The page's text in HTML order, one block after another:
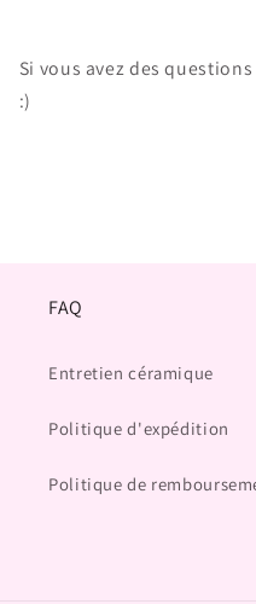
Si vous avez des
:)
FAQ
Entretien céramique
Politique d'expédition
Politique de